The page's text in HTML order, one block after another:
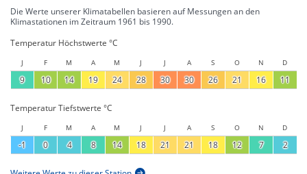
Die Werte unserer Klimatabellen basieren auf Messungen an den
Klimastationen im Zeitraum 1961 bis 1990.
Temperatur Höchstwerte °C
J F M A M J J A S O N D
9 10 14 19 24 28 30 30 26 21 16 11
Temperatur Tiefstwerte °C
J F M A M J J A S O N D
-1 0 4 8 14 18 21 21 18 12 7 2